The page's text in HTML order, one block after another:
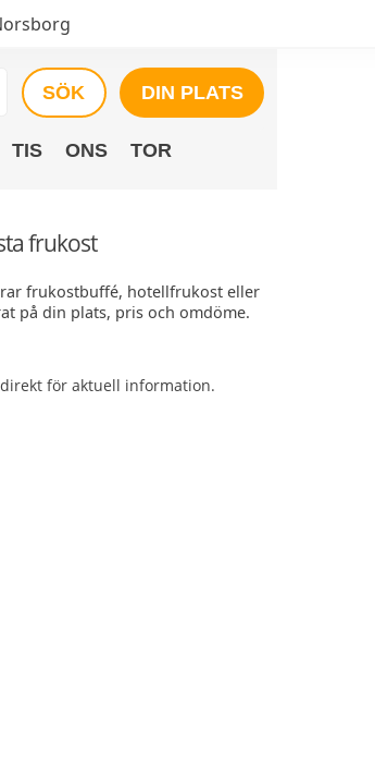
SÖK DIN PLATS
TIS ONS TOR
frukost
frukostbuffé, hotellfrukost eller
på din plats, pris och omdöme.
för aktuell information.